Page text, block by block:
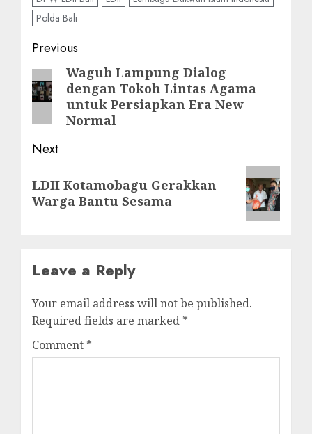
Polda Bali
Previous
Wagub Lampung Dialog
dengan Tokoh Lintas Agama
untuk Persiapkan Era New
Normal
Next
LDII Kotamobagu Gerakkan
Warga Bantu Sesama
Leave a Reply
Your email address will not be published.
Required fields are marked *
Comment *